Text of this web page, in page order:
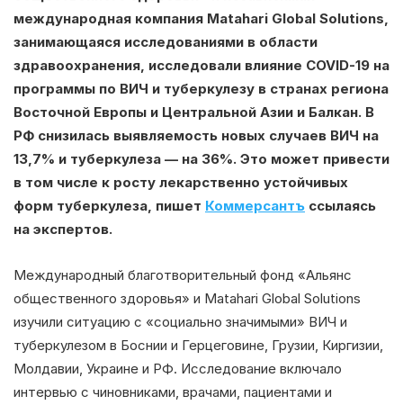
международная компания Matahari Global Solutions,
занимающаяся исследованиями в области
здравоохранения, исследовали влияние COVID-19 на
программы по ВИЧ и туберкулезу в странах региона
Восточной Европы и Центральной Азии и Балкан. В
РФ снизилась выявляемость новых случаев ВИЧ на
13,7% и туберкулеза — на 36%. Это может привести
в том числе к росту лекарственно устойчивых
форм туберкулеза, пишет Коммерсантъ ссылаясь
на экспертов.
Международный благотворительный фонд «Альянс
общественного здоровья» и Matahari Global Solutions
изучили ситуацию с «социально значимыми» ВИЧ и
туберкулезом в Боснии и Герцеговине, Грузии, Киргизии,
Молдавии, Украине и РФ. Исследование включало
интервью с чиновниками, врачами, пациентами и